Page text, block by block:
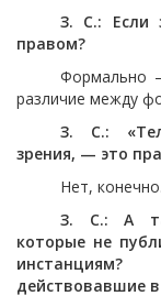
З. С.: Если
правом?
Формально
различие между
З. С.:
зрения, — это
Нет,
З. С.: А
которые не
действовавшие